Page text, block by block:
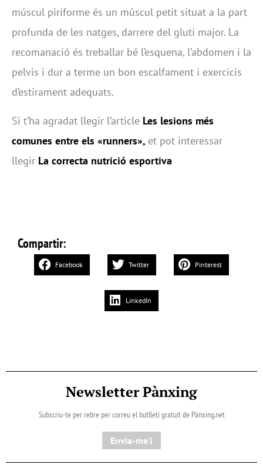
múscul piriforme és un múscul petit situat a la part
profunda de les natges, darrere del gluti major. La
recomanació és treballar bé l’esquena, l’abdomen i la
pelvis i dur a terme un bon escalfament i exercicis
d’estirament adequats.
Si t’ha agradat llegir l’article Les lesions més
comunes entre els «runners», et pot interessar
llegir La correcta nutrició esportiva
Compartir:
Facebook Twitter Pinterest
LinkedIn
Newsletter Pànxing
Subscriu-te per rebre per correu el butlletí gratuït de Pànxing.net​
Envia-me'l